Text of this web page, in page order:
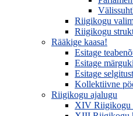
Riigikogu
Riigikogu
Rääkige kaasa!
Esitage
Esitage
Esitage
Kollektiivne
Riigikogu ajalugu
XIV Riigikogu